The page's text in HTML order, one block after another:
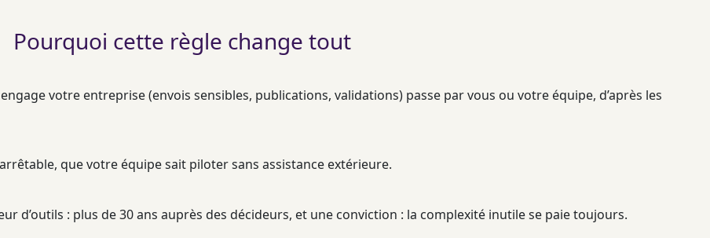
Pourquoi cette règle change tout
votre entreprise (envois sensibles, publications, validations) passe par vous ou votre équipe, d’après les
que votre équipe sait pilotersans assistance extérieure.
d’outils : plus de 30 ans auprès des décideurs, et une conviction : la complexité inutile se paie toujours.